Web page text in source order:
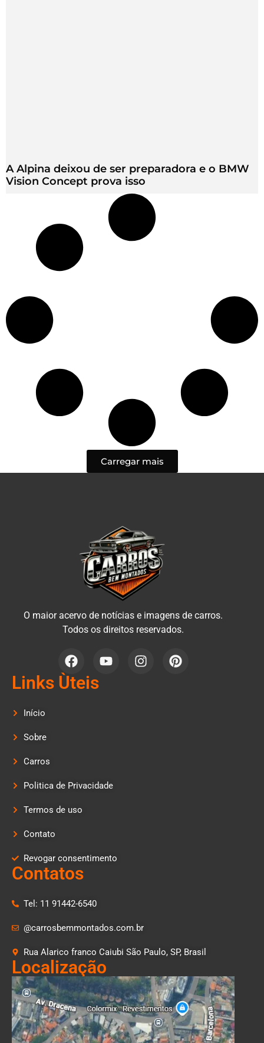
A Alpina deixou de ser preparadora e o BMW
Vision Concept prova isso
Carregar mais
O maior acervo de notícias e imagens de carros.
Todos os direitos reservados.
Links Ùteis
Início
Sobre
Carros
Politica de Privacidade
Termos de uso
Contato
Revogar consentimento
Contatos
Tel: 11 91442-6540
@carrosbemmontados.com.br
Rua Alarico franco Caiubi São Paulo, SP, Brasil
Localização